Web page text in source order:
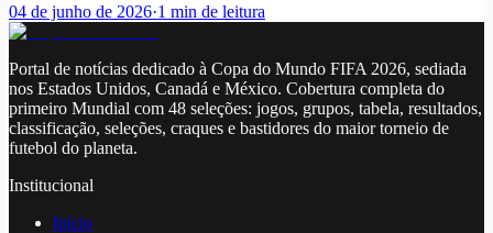
04 de junho de 2026·1 min de leitura
Portal de notícias dedicado à Copa do Mundo FIFA 2026, sediada
nos Estados Unidos, Canadá e México. Cobertura completa do
primeiro Mundial com 48 seleções: jogos, grupos, tabela, resultados,
classificação, seleções, craques e bastidores do maior torneio de
futebol do planeta.
Institucional
Início